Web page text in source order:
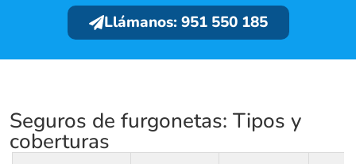
Llámanos: 951 550 185
Seguros de furgonetas: Tipos y
coberturas